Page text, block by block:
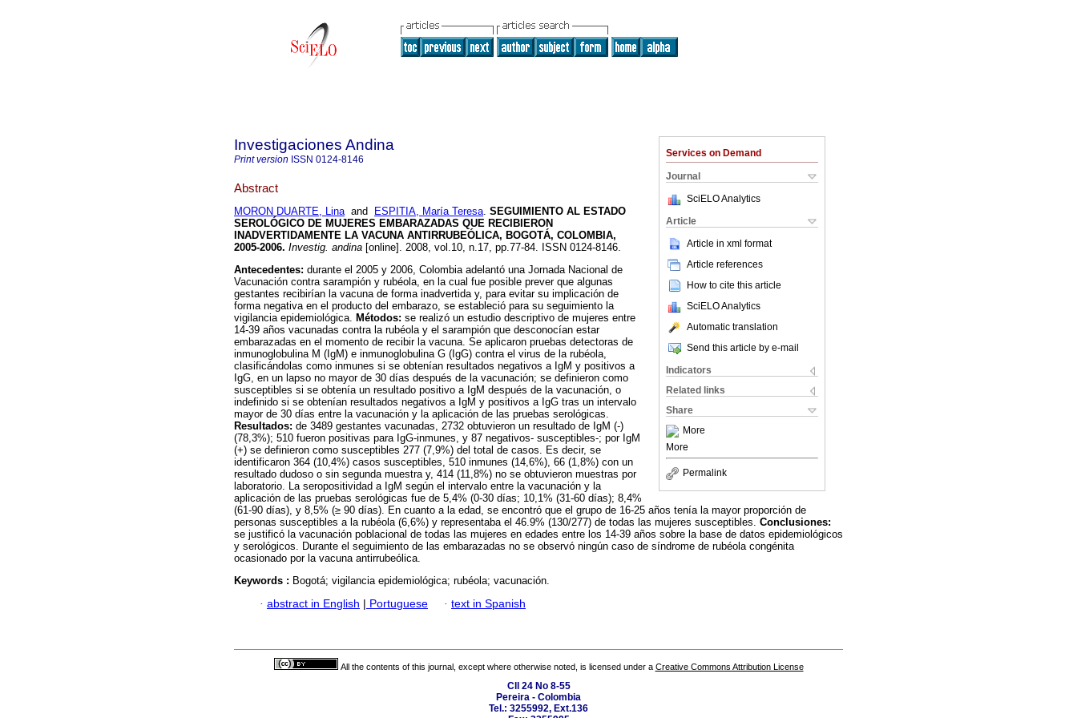
Services on Demand
Journal
SciELO Analytics
Article
Article in xml format
Article references
How to cite this article
SciELO Analytics
Automatic translation
Send this article by e-mail
Indicators
Related links
Share
More
More
Permalink
Investigaciones Andina
Print version ISSN 0124-8146
Abstract
MORON DUARTE, Linaand ESPITIA, María Teresa. SEGUIMIENTO AL ESTADO
SEROLÓGICO DE MUJERES EMBARAZADAS QUE RECIBIERON
INADVERTIDAMENTE LA VACUNA ANTIRRUBEÓLICA, BOGOTÁ, COLOMBIA,
2005-2006. Investig. andina [online]. 2008, vol.10, n.17, pp.77-84. ISSN 0124-8146.
Antecedentes: durante el 2005 y 2006, Colombia adelantó una Jornada Nacional de
Vacunación contra sarampión y rubéola, en la cual fue posible prever que algunas
gestantes recibirían la vacuna de forma inadvertida y, para evitar su implicación de
forma negativa en el producto del embarazo, se estableció para su seguimiento la
vigilancia epidemiológica. Métodos: se realizó un estudio descriptivo de mujeres entre
14-39 años vacunadas contra la rubéola y el sarampión que desconocían estar
embarazadas en el momento de recibir la vacuna. Se aplicaron pruebas detectoras de
inmunoglobulina M (IgM) e inmunoglobulina G (IgG) contra el virus de la rubéola,
clasificándolas como inmunes si se obtenían resultados negativos a IgM y positivos a
IgG, en un lapso no mayor de 30 días después de la vacunación; se definieron como
susceptibles si se obtenía un resultado positivo a IgM después de la vacunación, o
indefinido si se obtenían resultados negativos a IgM y positivos a IgG tras un intervalo
mayor de 30 días entre la vacunación y la aplicación de las pruebas serológicas.
Resultados: de 3489 gestantes vacunadas, 2732 obtuvieron un resultado de IgM (-)
(78,3%); 510 fueron positivas para IgG-inmunes, y 87 negativos- susceptibles-; por IgM
(+) se definieron como susceptibles 277 (7,9%) del total de casos. Es decir, se
identificaron 364 (10,4%) casos susceptibles, 510 inmunes (14,6%), 66 (1,8%) con un
resultado dudoso o sin segunda muestra y, 414 (11,8%) no se obtuvieron muestras por
laboratorio. La seropositividad a IgM según el intervalo entre la vacunación y la
aplicación de las pruebas serológicas fue de 5,4% (0-30 días; 10,1% (31-60 días); 8,4%
(61-90 días), y 8,5% (≥ 90 días). En cuanto a la edad, se encontró que el grupo de 16-25 años tenía la mayor proporción de
personas susceptibles a la rubéola (6,6%) y representaba el 46.9% (130/277) de todas las mujeres susceptibles. Conclusiones:
se justificó la vacunación poblacional de todas las mujeres en edades entre los 14-39 años sobre la base de datos epidemiológicos
y serológicos. Durante el seguimiento de las embarazadas no se observó ningún caso de síndrome de rubéola congénita
ocasionado por la vacuna antirrubeólica.
Keywords : Bogotá; vigilancia epidemiológica; rubéola; vacunación.
· abstract in English | Portuguese · text in Spanish
All the contents of this journal, except where otherwise noted, is licensed under a Creative Commons Attribution License
Cll 24 No 8-55
Pereira - Colombia
Tel.: 3255992, Ext.136